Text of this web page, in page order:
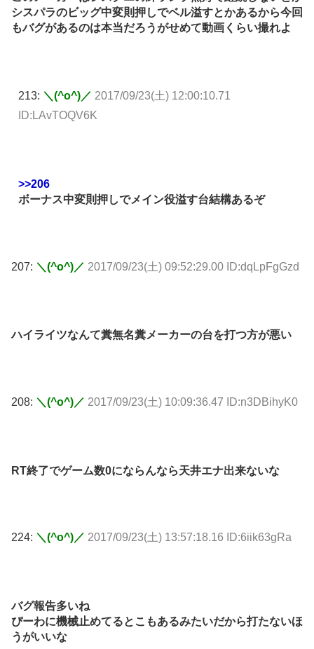
シスパラのビッグ中変則押しでベル溢すとかあるから今回
もバグがあるのは本当だろうがせめて動画くらい撮れよ
213: ＼(^o^)／ 2017/09/23(土) 12:00:10.71
ID:LAvTOQV6K
>>206
ボーナス中変則押しでメイン役溢す台結構あるぞ
207: ＼(^o^)／ 2017/09/23(土) 09:52:29.00 ID:dqLpFgGzd
ハイライツなんて糞無名糞メーカーの台を打つ方が悪い
208: ＼(^o^)／ 2017/09/23(土) 10:09:36.47 ID:n3DBihyK0
RT終了でゲーム数0にならんなら天井エナ出来ないな
224: ＼(^o^)／ 2017/09/23(土) 13:57:18.16 ID:6iik63gRa
バグ報告多いね
ぴーわに機械止めてるとこもあるみたいだから打たないほ
うがいいな